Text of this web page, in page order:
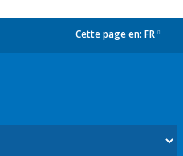
Cette page en: FR